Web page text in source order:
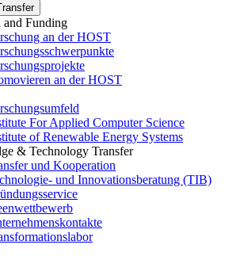
and Funding
an der HOST
an der HOST
For Applied Computer Science
of Renewable Energy Systems
& Technology Transfer
und Kooperation
und Innovationsberatung (TIB)